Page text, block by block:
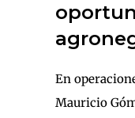
En
Mauricio